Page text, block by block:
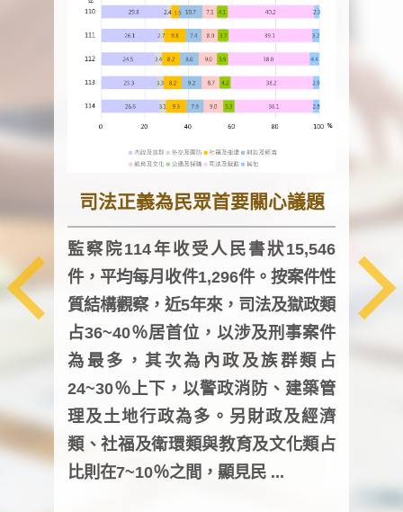
司法正義為民眾首要關心議題
監察院114年收受人民書狀15,546
件，平均每月收件1,296件。按案件性
質結構觀察，近5年來，司法及獄政類
占36~40％居首位，以涉及刑事案件
為最多，其次為內政及族群類占
24~30％上下，以警政消防、建築管
理及土地行政為多。另財政及經濟
類、社福及衛環類與教育及文化類占
比則在7~10％之間，顯見民 ...
監
均每
人